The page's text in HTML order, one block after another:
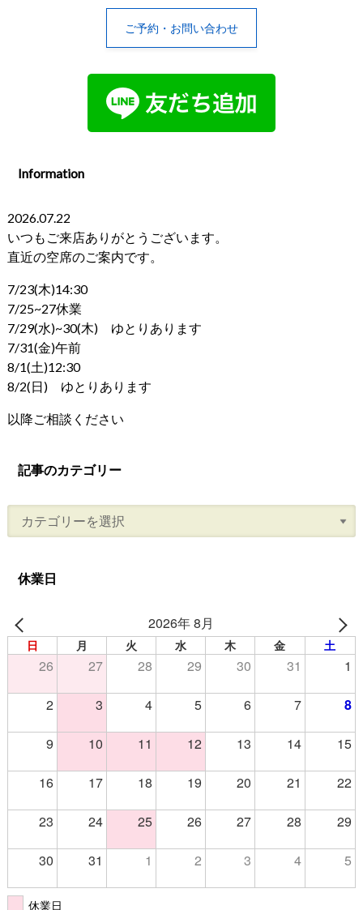
ご予約・お問い合わせ
Information
2026.07.22
いつもご来店ありがとうございます。
直近の空席のご案内です。
7/23(木)14:30
7/25~27休業
7/29(水)~30(木) ゆとりあります
7/31(金)午前
8/1(土)12:30
8/2(日) ゆとりあります
以降ご相談ください
記事のカテゴリー
休業日
2026年 8月
日 月 火 水 木 金 土
26 27 28 29 30 31 1
2 3 4 5 6 7 8
9 10 11 12 13 14 15
16 17 18 19 20 21 22
23 24 25 26 27 28 29
30 31 1 2 3 4 5
休業日